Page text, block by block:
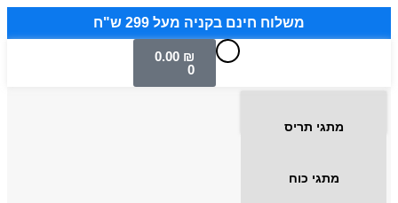
משלוח חינם בקניה מעל 299 ש"ח
0.00 ₪
0
מתגי תריס
מתגי כוח